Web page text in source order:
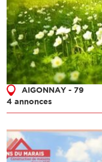
AIGONNAY - 79
4 annonces